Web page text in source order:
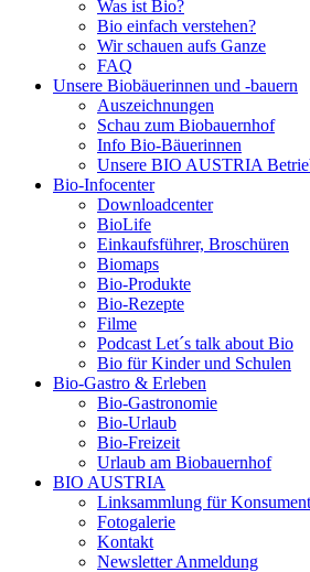
Was ist Bio?
Bio einfach verstehen?
Wir schauen aufs Ganze
FAQ
Unsere Biobäuerinnen und -bauern
Auszeichnungen
Schau zum Biobauernhof
Info Bio-Bäuerinnen
Unsere BIO AUSTRIA
Bio-Infocenter
Downloadcenter
BioLife
Einkaufsführer, Broschüren
Biomaps
Bio-Produkte
Bio-Rezepte
Filme
Podcast Let´s talk about Bio
Bio für Kinder und Schulen
Bio-Gastro & Erleben
Bio-Gastronomie
Bio-Urlaub
Bio-Freizeit
Urlaub am Biobauernhof
BIO AUSTRIA
Linksammlung für
Fotogalerie
Kontakt
Newsletter Anmeldung